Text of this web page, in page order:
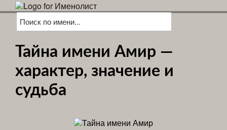
Тайна имени Амир —
характер, значение и
судьба